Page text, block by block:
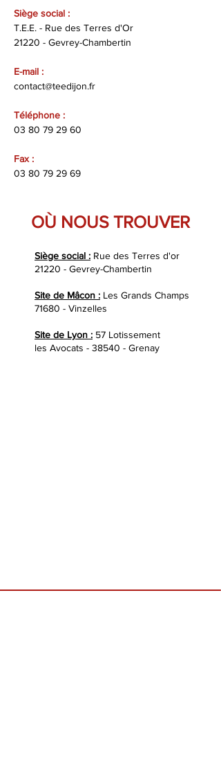
Siège social :
T.E.E. - Rue des Terres d'Or
21220 - Gevrey-Chambertin
E-mail :
contact@teedijon.fr
Téléphone :
03 80 79 29 60
Fax :
03 80 79 29 69
OÙ NOUS TROUVER
Siège social : Rue des Terres d'or
21220 - Gevrey-Chambertin
Site de Mâcon : Les Grands Champs
71680 - Vinzelles
Site de Lyon : 57 Lotissement
les Avocats - 38540 - Grenay